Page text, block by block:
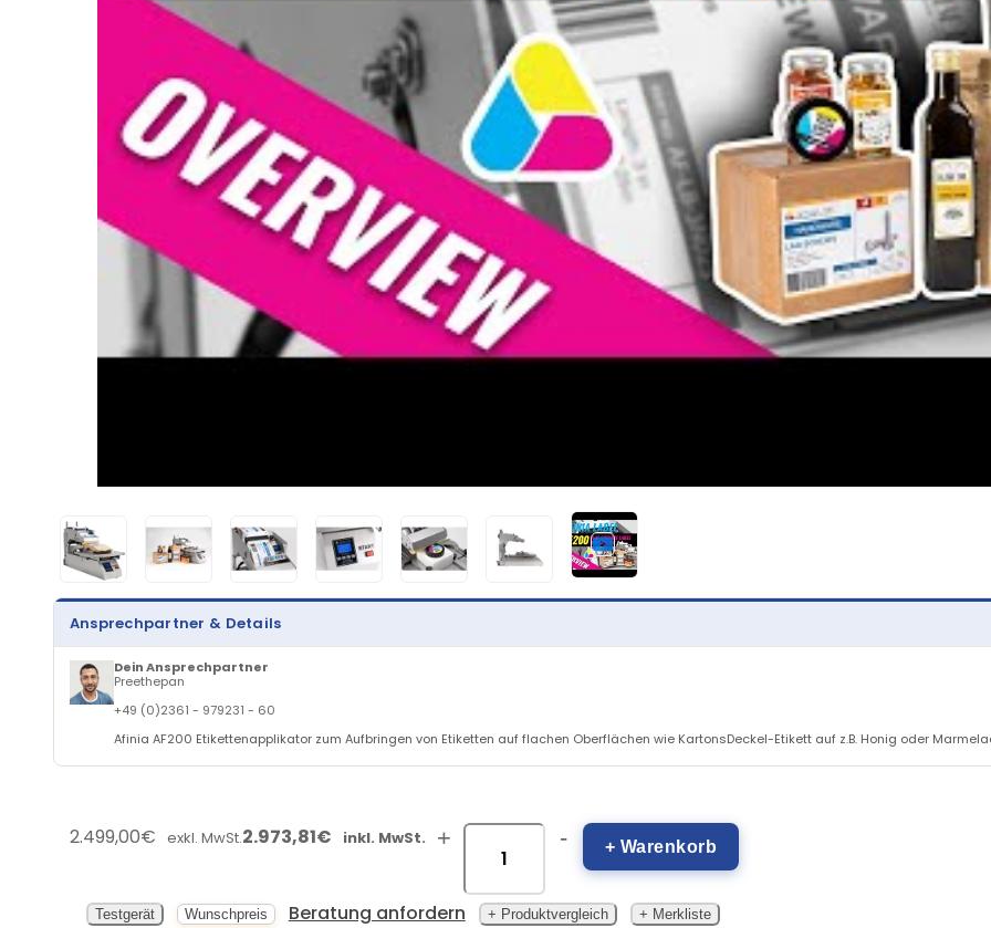
Ansprechpartner & Details
Dein Ansprechpartner
Preethepan
+49 (0)2361 - 979231 - 60
Afinia AF200 Etikettenapplikator zum Aufbringen von Etiketten auf flachen Oberflächen wie KartonsDeckel-Etikett auf z.B. Honig oder
2.499,00€ exkl. MwSt.2.973,81€ inkl. MwSt. + - + Warenkorb
Testgerät Wunschpreis Beratung anfordern + Produktvergleich + Merkliste